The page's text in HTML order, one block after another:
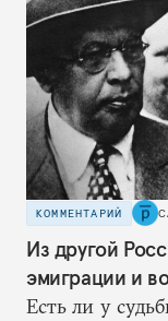
в процессе
КОММЕНТАРИЙ
Из другой
эмиграции и
Есть ли у